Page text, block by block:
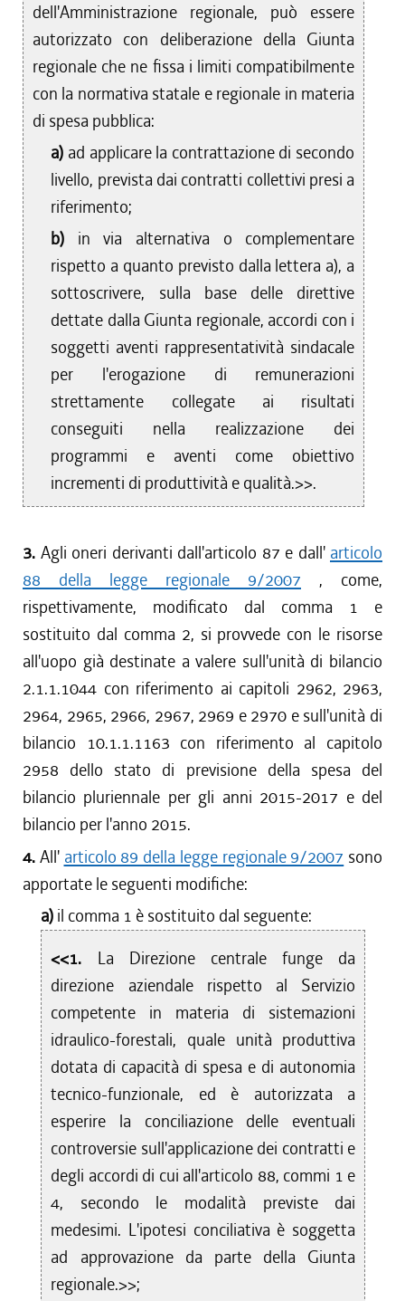
dell'Amministrazione regionale, può essere
autorizzato con deliberazione della Giunta
regionale che ne fissa i limiti compatibilmente
con la normativa statale e regionale in materia
di spesa pubblica:
a) ad applicare la contrattazione di secondo
livello, prevista dai contratti collettivi presi a
riferimento;
b) in via alternativa o complementare
rispetto a quanto previsto dalla lettera a), a
sottoscrivere, sulla base delle direttive
dettate dalla Giunta regionale, accordi con i
soggetti aventi rappresentatività sindacale
per l'erogazione di remunerazioni
strettamente collegate ai risultati
conseguiti nella realizzazione dei
programmi e aventi come obiettivo
incrementi di produttività e qualità.>>.
3. Agli oneri derivanti dall'articolo 87 e dall' articolo
88 della legge regionale 9/2007 , come,
rispettivamente, modificato dal comma 1 e
sostituito dal comma 2, si provvede con le risorse
all'uopo già destinate a valere sull'unità di bilancio
2.1.1.1044 con riferimento ai capitoli 2962, 2963,
2964, 2965, 2966, 2967, 2969 e 2970 e sull'unità di
bilancio 10.1.1.1163 con riferimento al capitolo
2958 dello stato di previsione della spesa del
bilancio pluriennale per gli anni 2015-2017 e del
bilancio per l'anno 2015.
4. All' articolo 89 della legge regionale 9/2007 sono
apportate le seguenti modifiche:
a) il comma 1 è sostituito dal seguente:
<<1. La Direzione centrale funge da
direzione aziendale rispetto al Servizio
competente in materia di sistemazioni
idraulico-forestali, quale unità produttiva
dotata di capacità di spesa e di autonomia
tecnico-funzionale, ed è autorizzata a
esperire la conciliazione delle eventuali
controversie sull'applicazione dei contratti e
degli accordi di cui all'articolo 88, commi 1 e
4, secondo le modalità previste dai
medesimi. L'ipotesi conciliativa è soggetta
ad approvazione da parte della Giunta
regionale.>>;